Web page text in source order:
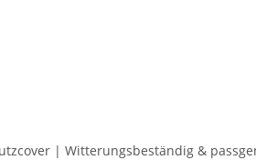
| Witterungsbeständig &